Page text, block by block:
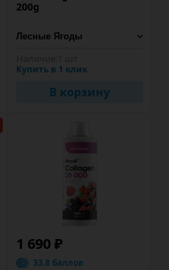
200g
Купить в 1 клик
В корзину
1 690 ₽
33.8 баллов